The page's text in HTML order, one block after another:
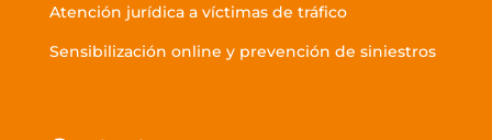
Atención jurídica a víctimas de tráfico
Sensibilización online y prevención de siniestros